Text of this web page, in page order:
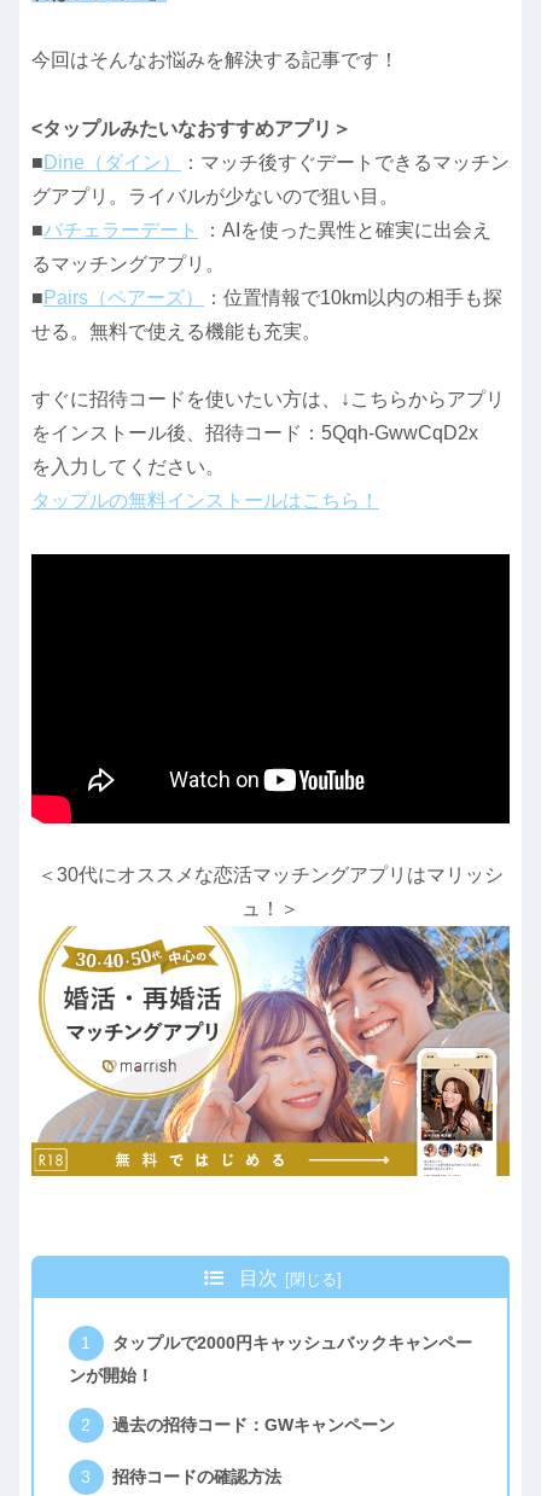
今回はそんなお悩みを解決する記事です！
<タップルみたいなおすすめアプリ＞
■ Dine（ダイン）
：マッチ後すぐデートできるマッチン
グアプリ。ライバルが少ないので狙い目。
■バチェラーデート
：AIを使った異性と確実に出会え
るマッチングアプリ。
■ Pairs（ペアーズ）
：位置情報で10km以内の相手も探
せる。無料で使える機能も充実。
すぐに招待コードを使いたい方は、↓こちらからアプリ
をインストール後、招待コード：5Qqh-GwwCqD2x
を入力してください。
タップルの無料インストールはこちら！
＜30代にオススメな恋活マッチングアプリはマリッシ
ュ！＞
目次
タップルで2000円キャッシュバックキャンペー
ンが開始！
過去の招待コード：GWキャンペーン
招待コードの確認方法